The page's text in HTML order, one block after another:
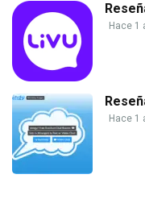
Hace 1
Hace 1